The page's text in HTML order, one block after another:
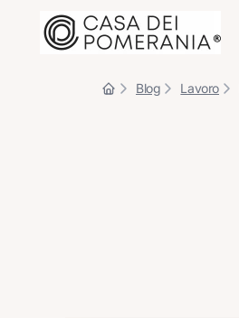
Blog Lavoro